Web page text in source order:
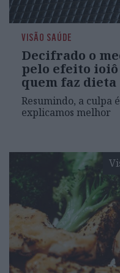
VISÃO SAÚDE
Decifrado o
pelo efeito
quem faz dieta
Resumindo, a culpa
explicamos melhor